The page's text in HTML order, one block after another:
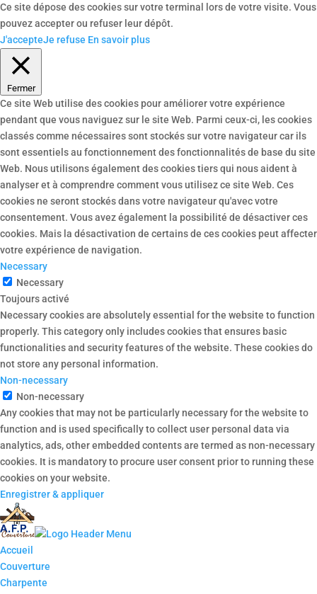
Ce site dépose des cookies sur votre terminal lors de votre visite. Vous
pouvez accepter ou refuser leur dépôt.
J'accepteJe refuse En savoir plus
Fermer
Ce site Web utilise des cookies pour améliorer votre expérience
pendant que vous naviguez sur le site Web. Parmi ceux-ci, les cookies
classés comme nécessaires sont stockés sur votre navigateur car ils
sont essentiels au fonctionnement des fonctionnalités de base du site
Web. Nous utilisons également des cookies tiers qui nous aident à
analyser et à comprendre comment vous utilisez ce site Web. Ces
cookies ne seront stockés dans votre navigateur qu'avec votre
consentement. Vous avez également la possibilité de désactiver ces
cookies. Mais la désactivation de certains de ces cookies peut affecter
votre expérience de navigation.
Necessary
Necessary
Toujours activé
Necessary cookies are absolutely essential for the website to function
properly. This category only includes cookies that ensures basic
functionalities and security features of the website. These cookies do
not store any personal information.
Non-necessary
Non-necessary
Any cookies that may not be particularly necessary for the website to
function and is used specifically to collect user personal data via
analytics, ads, other embedded contents are termed as non-necessary
cookies. It is mandatory to procure user consent prior to running these
cookies on your website.
Enregistrer & appliquer
Accueil
Couverture
Charpente